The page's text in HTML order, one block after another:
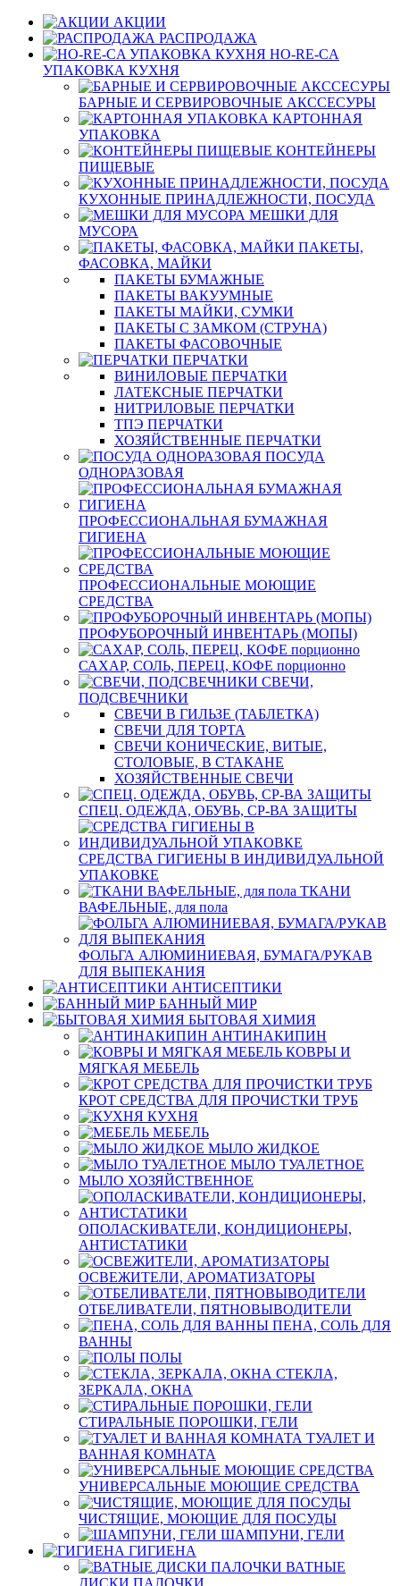
АКЦИИ
РАСПРОДАЖА
HO-RE-CA
УПАКОВКА КУХНЯ
БАРНЫЕ И СЕРВИРОВОЧНЫЕ АКССЕСУРЫ
КАРТОННАЯ
УПАКОВКА
КОНТЕЙНЕРЫ
ПИЩЕВЫЕ
КУХОННЫЕ ПРИНАДЛЕЖНОСТИ, ПОСУДА
МЕШКИ ДЛЯ
МУСОРА
ПАКЕТЫ,
ФАСОВКА, МАЙКИ
ПАКЕТЫ БУМАЖНЫЕ
ПАКЕТЫ ВАКУУМНЫЕ
ПАКЕТЫ МАЙКИ, СУМКИ
ПАКЕТЫ С ЗАМКОМ (СТРУНА)
ПАКЕТЫ ФАСОВОЧНЫЕ
ПЕРЧАТКИ
ВИНИЛОВЫЕ ПЕРЧАТКИ
ЛАТЕКСНЫЕ ПЕРЧАТКИ
НИТРИЛОВЫЕ ПЕРЧАТКИ
ТПЭ ПЕРЧАТКИ
ХОЗЯЙСТВЕННЫЕ ПЕРЧАТКИ
ПОСУДА
ОДНОРАЗОВАЯ
ПРОФЕССИОНАЛЬНАЯ БУМАЖНАЯ
ГИГИЕНА
ПРОФЕССИОНАЛЬНЫЕ МОЮЩИЕ
СРЕДСТВА
ПРОФУБОРОЧНЫЙ ИНВЕНТАРЬ (МОПЫ)
САХАР, СОЛЬ, ПЕРЕЦ, КОФЕ порционно
СВЕЧИ,
ПОДСВЕЧНИКИ
СВЕЧИ В ГИЛЬЗЕ (ТАБЛЕТКА)
СВЕЧИ ДЛЯ ТОРТА
СВЕЧИ КОНИЧЕСКИЕ, ВИТЫЕ,
СТОЛОВЫЕ, В СТАКАНЕ
ХОЗЯЙСТВЕННЫЕ СВЕЧИ
СПЕЦ. ОДЕЖДА, ОБУВЬ, СР-ВА ЗАЩИТЫ
СРЕДСТВА ГИГИЕНЫ В ИНДИВИДУАЛЬНОЙ
УПАКОВКЕ
ТКАНИ
ВАФЕЛЬНЫЕ, для пола
ФОЛЬГА АЛЮМИНИЕВАЯ, БУМАГА/РУКАВ
ДЛЯ ВЫПЕКАНИЯ
АНТИСЕПТИКИ
БАННЫЙ МИР
БЫТОВАЯ ХИМИЯ
АНТИНАКИПИН
КОВРЫ И
МЯГКАЯ МЕБЕЛЬ
КРОТ СРЕДСТВА ДЛЯ ПРОЧИСТКИ ТРУБ
КУХНЯ
МЕБЕЛЬ
МЫЛО ЖИДКОЕ
МЫЛО ТУАЛЕТНОЕ
МЫЛО ХОЗЯЙСТВЕННОЕ
ОПОЛАСКИВАТЕЛИ, КОНДИЦИОНЕРЫ,
АНТИСТАТИКИ
ОСВЕЖИТЕЛИ, АРОМАТИЗАТОРЫ
ОТБЕЛИВАТЕЛИ, ПЯТНОВЫВОДИТЕЛИ
ПЕНА, СОЛЬ ДЛЯ
ВАННЫ
ПОЛЫ
СТЕКЛА,
ЗЕРКАЛА, ОКНА
СТИРАЛЬНЫЕ ПОРОШКИ, ГЕЛИ
ТУАЛЕТ И
ВАННАЯ КОМНАТА
УНИВЕРСАЛЬНЫЕ МОЮЩИЕ СРЕДСТВА
ЧИСТЯЩИЕ, МОЮЩИЕ ДЛЯ ПОСУДЫ
ШАМПУНИ, ГЕЛИ
ГИГИЕНА
ВАТНЫЕ
ДИСКИ ПАЛОЧКИ